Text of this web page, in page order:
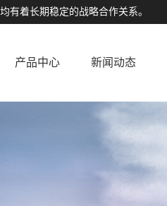
有着长期稳定的战略合作关系。
产品中心 新闻动态